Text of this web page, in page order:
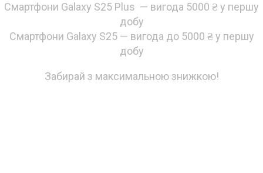
Смартфони Galaxy S25 Plus — вигода 5000 ₴ у першу
добу
Смартфони Galaxy S25 — вигода до 5000 ₴ у першу
добу
Забирай з максимальною знижкою!